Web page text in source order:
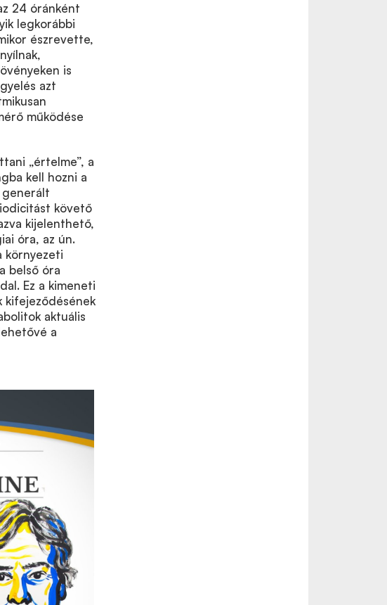
24 óránként
legkorábbi
észrevette,
is
azt
működése
„értelme”, a
kell hozni a
generált
követő
kijelenthető,
óra, az ún.
környezeti
belső óra
Ez a kimeneti
kifejeződésének
aktuális
a